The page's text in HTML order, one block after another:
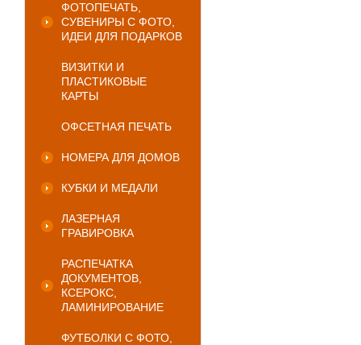
ФОТОПЕЧАТЬ,
СУВЕНИРЫ С ФОТО,
ИДЕИ ДЛЯ ПОДАРКОВ
ВИЗИТКИ И
ПЛАСТИКОВЫЕ
КАРТЫ
ОФСЕТНАЯ ПЕЧАТЬ
НОМЕРА ДЛЯ ДОМОВ
КУБКИ И МЕДАЛИ
ЛАЗЕРНАЯ
ГРАВИРОВКА
РАСПЕЧАТКА
ДОКУМЕНТОВ,
КСЕРОКС,
ЛАМИНИРОВАНИЕ
ФУТБОЛКИ С ФОТО,